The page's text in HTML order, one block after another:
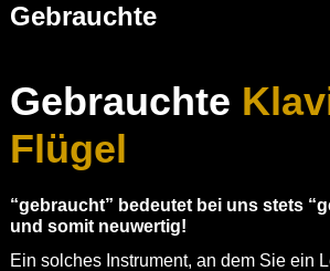
Gebrauchte
Gebrauchte
Flügel
“gebraucht” bedeutet bei uns stets
und somit neuwertig!
Ein solches Instrument, an dem Sie ein